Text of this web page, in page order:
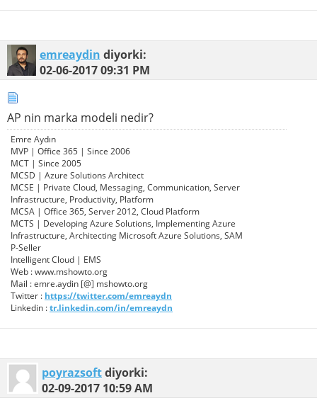
emreaydin diyorki:
02-06-201709:31 PM
AP nin marka modeli nedir?
Emre Aydın
MVP | Office 365 | Since 2006
MCT | Since 2005
MCSD | Azure Solutions Architect
MCSE | Private Cloud, Messaging, Communication, Server
Infrastructure, Productivity, Platform
MCSA | Office 365, Server 2012, Cloud Platform
MCTS | Developing Azure Solutions, Implementing Azure
Infrastructure, Architecting Microsoft Azure Solutions, SAM
P-Seller
Intelligent Cloud | EMS
Web : www.mshowto.org
Mail : emre.aydin [@] mshowto.org
Twitter : https://twitter.com/emreaydn
Linkedin :tr.linkedin.com/in/emreaydn
poyrazsoftdiyorki:
02-09-2017 10:59 AM